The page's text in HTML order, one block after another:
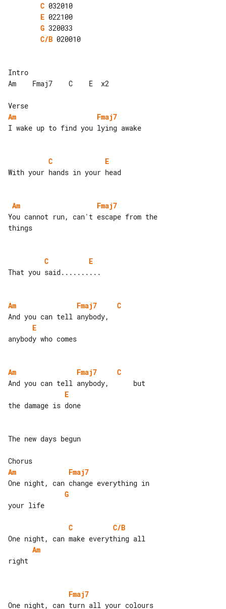
C
E
G
C/B 020010
Intro
Am    Fmaj7    C    E  x2
Am
Fmaj7
I wake up to find you lying awake
C
E
With your hands in your head
Am
Fmaj7
You cannot run, can't escape from the
things
C
E
That you said..........
Am Fmaj7
C
E
anybody who comes
Am Fmaj7
C
E
the damage is done
The new days begun
Am
Fmaj7
G
your life
C
C/B
Am
right
Fmaj7